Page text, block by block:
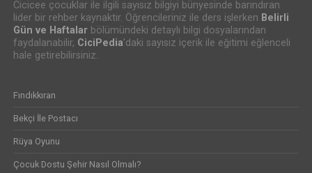
Cicicee çocuklar ile ilgili sayısız bilgiyi bünyesinde barındıran
lider bir rehber kaynaktır. Öğrencileriniz ile ders işlerken Belirli
Gün ve Haftalarbölümündeki detaylı bilgi dosyalarından
faydalanabilir, CiciPedia’daki sayısız içerik ile eğitimi eğlenceli
hale getirebilirsiniz.
Fındıkkıran
Bekçi İle Postacı
Rüya Oyunu
Çocuk Dostu Şehir Nasıl Olmalı?